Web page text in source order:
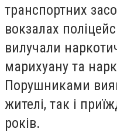
транспортних
вокзалах
вилучали
марихуану та
Порушниками
жителі, так і
років.